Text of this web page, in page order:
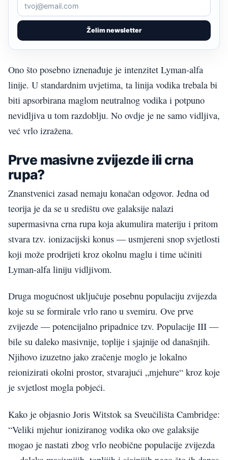
Želim newsletter
Ono što posebno iznenađuje je intenzitet Lyman-alfa
linije. U standardnim uvjetima, ta linija vodika trebala bi
biti apsorbirana maglom neutralnog vodika i potpuno
nevidljiva u tom razdoblju. No ovdje je ne samo vidljiva,
već vrlo izražena.
Prve masivne zvijezde ili crna
rupa?
Znanstvenici zasad nemaju konačan odgovor. Jedna od
teorija je da se u središtu ove galaksije nalazi
supermasivna crna rupa koja akumulira materiju i pritom
stvara tzv. ionizacijski konus — usmjereni snop svjetlosti
koji može prodrijeti kroz okolnu maglu i time učiniti
Lyman-alfa liniju vidljivom.
Druga mogućnost uključuje posebnu populaciju zvijezda
koje su se formirale vrlo rano u svemiru. Ove prve
zvijezde — potencijalno pripadnice tzv. Populacije III —
bile su daleko masivnije, toplije i sjajnije od današnjih.
Njihovo izuzetno jako zračenje moglo je lokalno
reionizirati okolni prostor, stvarajući „mjehure“ kroz koje
je svjetlost mogla pobjeći.
Kako je objasnio Joris Witstok sa Sveučilišta Cambridge:
“Veliki mjehur ioniziranog vodika oko ove galaksije
mogao je nastati zbog vrlo neobične populacije zvijezda